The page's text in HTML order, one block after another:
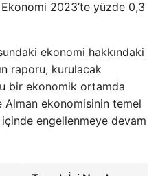
2023’te yüzde 0,3
ekonomi hakkındaki
raporu, kurulacak
bir ekonomik ortamda
Alman ekonomisinin temel
engellenmeye devam